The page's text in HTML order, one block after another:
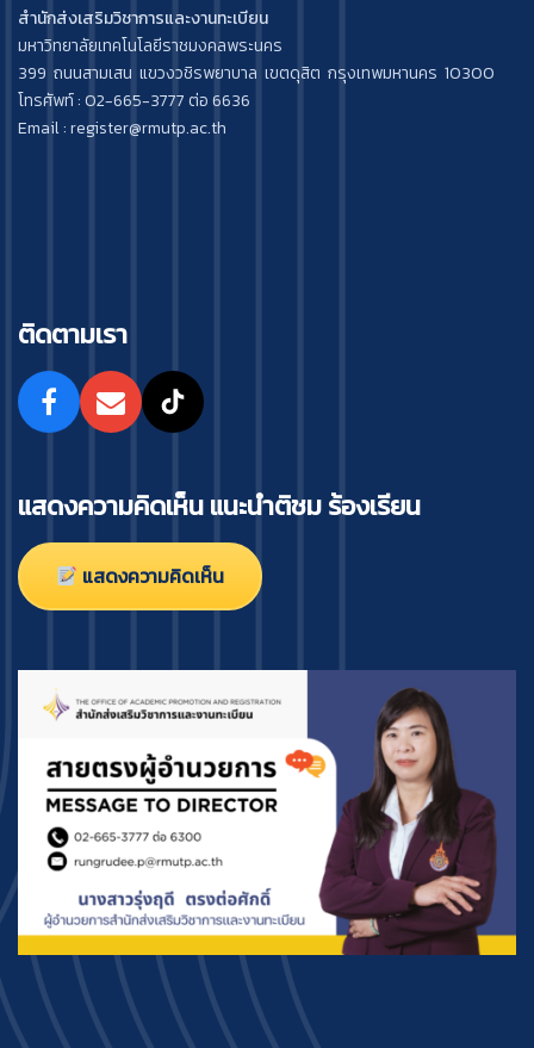
สำนักส่งเสริมวิชาการและงานทะเบียน
มหาวิทยาลัยเทคโนโลยีราชมงคลพระนคร
399 ถนนสามเสน แขวงวชิรพยาบาล เขตดุสิต กรุงเทพมหานคร 10300
โทรศัพท์ : 02-665-3777 ต่อ 6636
Email : register@rmutp.ac.th
ติดตามเรา
แสดงความคิดเห็น แนะนำติชม ร้องเรียน
แสดงความคิดเห็น